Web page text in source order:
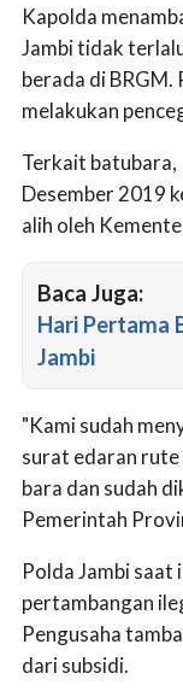
Kapolda
Jambi tidak
berada di BRGM.
melakukan
Terkait batubara,
Desember 2019
alih oleh
Baca Juga:
Hari Pertama
Jambi
"Kami sudah
surat edaran rute
bara dan sudah
Pemerintah
Polda Jambi saat
pertambangan
Pengusaha
dari subsidi.